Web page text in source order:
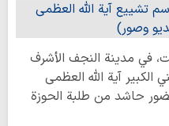
في مدينة النجف الأشرف
آية الله العظمى
حاشد من طلبة الحوزة